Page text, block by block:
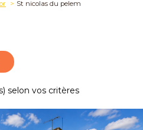
St nicolas du pelem
selon vos critères